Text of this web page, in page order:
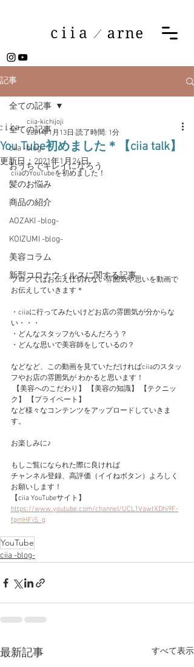
記事
全ての記事
ciia -blog-
おうちでキレイになろう
髪のお悩み
商品の紹介
AOZAKI -blog-
KOIZUMI -blog-
美容コラム
新型コロナウィルスに関する記事
全ての記事
You Tube初めました＊【ciia talk】
ciia-kichijoji
2021年1月13日 読了時間: 1分
更新日： 2021年1月24日
ciiaのYouTubeを初めました！
ブログではお伝え仕切れない雰囲気や思いを動画で
お伝えしていきます＊
・ciiaに行ってみたいけどお店の雰囲気が分からな
い・・・
・どんなスタッフがいるんだろう？
・どんな思いで美容師をしているの？
などなど、この動画を見ていただければciiaのスタッ
フやお店の雰囲気が わかると思います！
ク】 【プライベート】
など様々なコンテンツをアップロードしていきま
す。
お楽しみに♪
もしご覧になられた際に良ければ
チャンネル登録、高評価（イイねボタン）よろしく
お願いします！
【ciia YouTubeサイト】
https://www.youtube.com/channel/UCL1VawtXDhi9F-
fgmHFiS_g
YouTube
ciia -blog-
最新記事 すべて表示